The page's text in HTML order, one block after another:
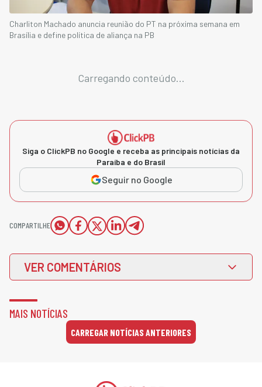
Charliton Machado anuncia reunião do PT na próxima semana em
Brasília e define política de aliança na PB
Carregando conteúdo...
Siga o ClickPB no Google e receba as principais notícias da
Paraíba e do Brasil
Seguir no Google
COMPARTILHE
VER COMENTÁRIOS
MAIS NOTÍCIAS
CARREGAR NOTÍCIAS ANTERIORES